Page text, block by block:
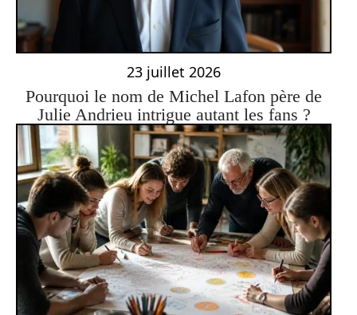
23 juillet 2026
Pourquoi le nom de Michel Lafon père de
Julie Andrieu intrigue autant les fans ?